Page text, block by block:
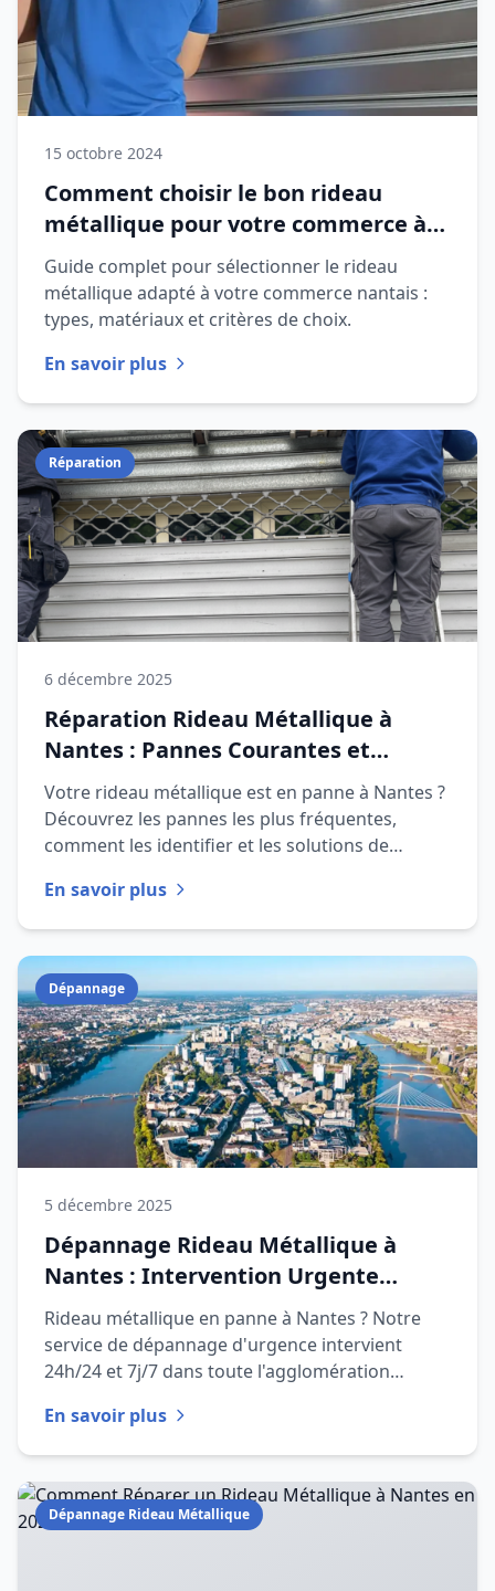
15 octobre 2024
Comment choisir le bon rideau
métallique pour votre commerce à
Nantes
Guide complet pour sélectionner le rideau
métallique adapté à votre commerce nantais :
types, matériaux et critères de choix.
En savoir plus
Réparation
6 décembre 2025
Réparation Rideau Métallique à
Nantes : Pannes Courantes et
Solutions
Votre rideau métallique est en panne à Nantes ?
Découvrez les pannes les plus fréquentes,
comment les identifier et les solutions de
En savoir plus
Dépannage
5 décembre 2025
Dépannage Rideau Métallique à
Nantes : Intervention Urgente
24h/24
Rideau métallique en panne à Nantes ? Notre
service de dépannage d'urgence intervient
24h/24 et 7j/7 dans toute l'agglomération
En savoir plus
Dépannage Rideau Métallique